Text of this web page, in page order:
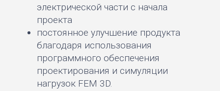
электрической части с начала
проекта
постоянное улучшение продукта
благодаря использования
программного обеспечения
проектирования и симуляции
нагрузок FEM 3D.